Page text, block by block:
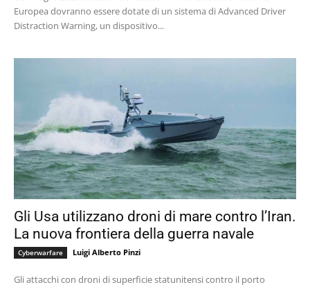
Europea dovranno essere dotate di un sistema di Advanced Driver
Distraction Warning, un dispositivo...
Gli Usa utilizzano droni di mare contro l’Iran.
La nuova frontiera della guerra navale
Cyberwarfare Luigi Alberto Pinzi
Gli attacchi con droni di superficie statunitensi contro il porto